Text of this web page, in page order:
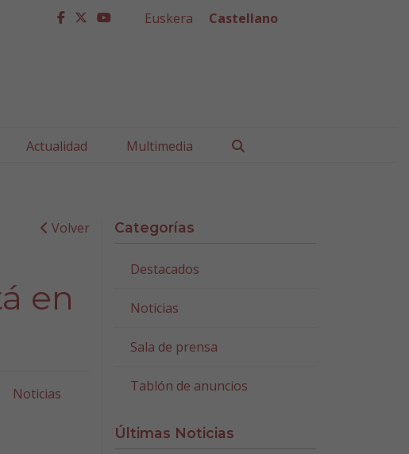
facebook
twitter
youtube
Euskera Castellano
Actualidad Multimedia
Volver
en
Noticias
Categorías
Destacados
Noticias
Sala de prensa
Tablón de anuncios
Últimas Noticias